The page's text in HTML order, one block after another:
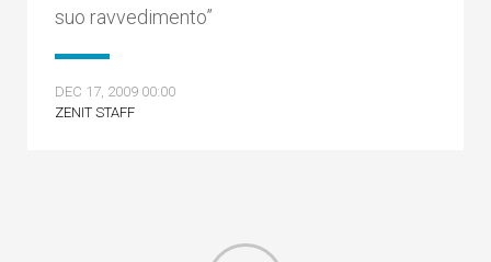
suo ravvedimento”
DEC 17, 2009 00:00
ZENIT STAFF